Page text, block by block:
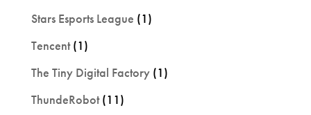
Stars Esports League (1)
Tencent(1)
The Tiny Digital Factory(1)
ThundeRobot(11)